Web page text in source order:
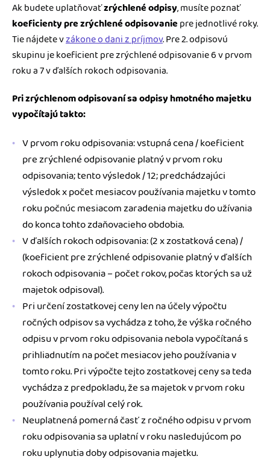
Ak budete uplatňovaťzrýchlené odpisy, musíte poznať
koeficienty pre zrýchlené odpisovaniepre jednotlivé roky.
Tie nájdete vzákone o dani z príjmov. Pre 2. odpisovú
skupinu je koeficient pre zrýchlené odpisovanie 6 v prvom
roku a 7 v ďalších rokoch odpisovania.
Pri zrýchlenom odpisovaní sa odpisy hmotného majetku
vypočítajú takto:
V prvom roku odpisovania: vstupná cena / koeficient
pre zrýchlené odpisovanie platný v prvom roku
odpisovania; tento výsledok / 12; predchádzajúci
výsledok x počet mesiacov používania majetku v tomto
roku počnúc mesiacom zaradenia majetku do užívania
do konca tohto zdaňovacieho obdobia.
V ďalších rokoch odpisovania: (2 x zostatková cena) /
(koeficient pre zrýchlené odpisovanie platný v ďalších
rokoch odpisovania – počet rokov, počas ktorých sa už
majetok odpisoval).
Pri určení zostatkovej ceny len na účely výpočtu
ročných odpisov sa vychádza z toho, že výška ročného
odpisu v prvom roku odpisovania nebola vypočítaná s
prihliadnutím na počet mesiacov jeho používania v
tomto roku. Pri výpočte tejto zostatkovej ceny sa teda
vychádza z predpokladu, že sa majetok v prvom roku
používania používal celý rok.
Neuplatnená pomerná časť z ročného odpisu v prvom
roku odpisovania sa uplatní v roku nasledujúcom po
roku uplynutia doby odpisovania majetku.